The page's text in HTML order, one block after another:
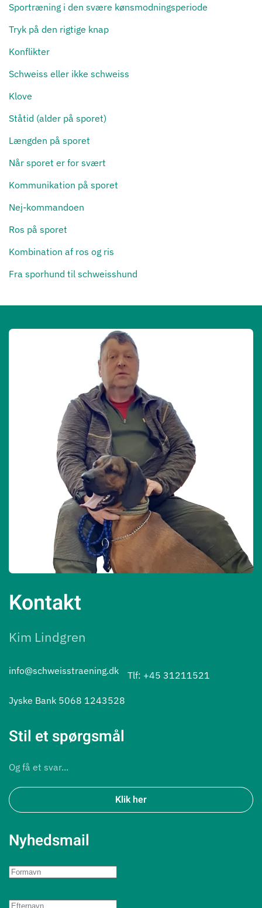
Sportræning i den svære kønsmodningsperiode
Tryk på den rigtige knap
Konflikter
Schweiss eller ikke schweiss
Klove
Ståtid (alder på sporet)
Længden på sporet
Når sporet er for svært
Kommunikation på sporet
Nej-kommandoen
Ros på sporet
Kombination af ros og ris
Fra sporhund til schweisshund
Kontakt
Kim Lindgren
info@schweisstraening.dk Tlf: +45 31211521
Jyske Bank 5068 1243528
Stil et spørgsmål
Og få et svar...
Klik her
Nyhedsmail